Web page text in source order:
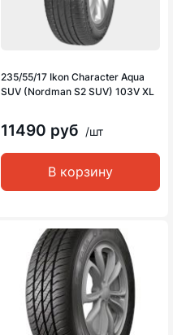
235/55/17 Ikon Character Aqua
SUV (Nordman S2 SUV) 103V XL
11490 руб /шт
В корзину